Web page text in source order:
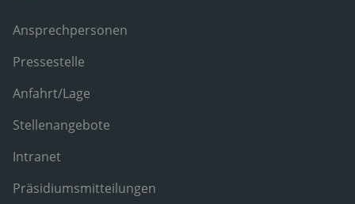
Ansprechpersonen
Pressestelle
Anfahrt/Lage
Stellenangebote
Intranet
Präsidiumsmitteilungen